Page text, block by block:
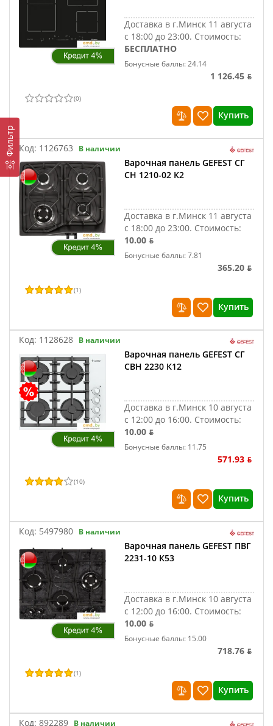
Фильтр
Доставка в г.Минск 11 августа
с 18:00 до 23:00. Стоимость:
БЕСПЛАТНО
Бонусные баллы: 24.14
1 126.45 ƃ
(0)
Купить
Код: 1126763 В наличии
Варочная панель GEFEST СГ
СН 1210-02 К2
Доставка в г.Минск 11 августа
с 18:00 до 23:00. Стоимость:
10.00 ƃ
Бонусные баллы: 7.81
365.20 ƃ
(1)
Купить
Код: 1128628 В наличии
Варочная панель GEFEST СГ
СВН 2230 К12
Доставка в г.Минск 10 августа
с 12:00 до 16:00. Стоимость:
10.00 ƃ
Бонусные баллы: 11.75
571.93 ƃ
(10)
Купить
Код: 5497980 В наличии
Варочная панель GEFEST ПВГ
2231-10 К53
Доставка в г.Минск 10 августа
с 12:00 до 16:00. Стоимость:
10.00 ƃ
Бонусные баллы: 15.00
718.76 ƃ
(1)
Купить
Код: 892289 В наличии